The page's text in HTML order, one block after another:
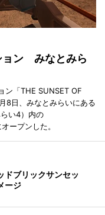
ョン みなとみら
ン「THE SUNSET OF
8日、みなとみらいにある
い4）内の
ープンした。
ドブリックサンセッ
ージ